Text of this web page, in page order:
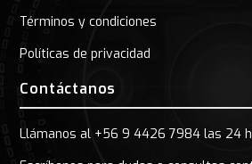
Términos y condiciones
Políticas de privacidad
Contáctanos
Llámanos al +56 9 4426 7984 las 24